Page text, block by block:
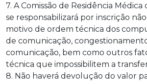
7. A Comissão de Residência Médica
se responsabilizará por inscrição
motivo de ordem técnica dos
de comunicação,
comunicação, bem como outros
técnica que impossibilitem a
8. Não haverá devolução do valor